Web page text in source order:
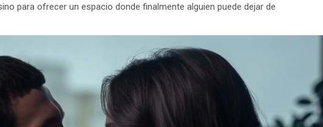
para ofrecer un espacio donde finalmente alguien puede dejar de